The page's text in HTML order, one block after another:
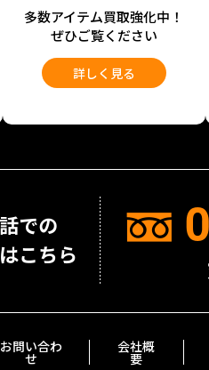
多数アイテム買取強化中！
ぜひご覧ください
詳しく見る
お問い合わ
せ
会社概
要